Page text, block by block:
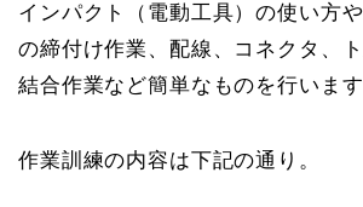
インパクト（電動工具）の使い方
の締付け作業、配線、コネクタ、
結合作業など簡単なものを行います
作業訓練の内容は下記の通り。